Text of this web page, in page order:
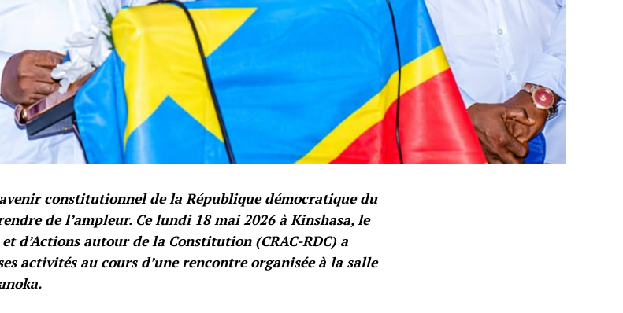
constitutionnel de la République démocratique du
de l’ampleur. Ce lundi 18 mai 2026 à Kinshasa, le
d’Actions autour de la Constitution (CRAC-RDC) a
activités au cours d’une rencontre organisée à la salle